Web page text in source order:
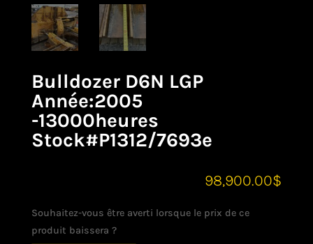
Bulldozer D6N LGP
Année:2005
-13000heures
Stock#P1312/7693e
98,900.00$
Souhaitez-vous être averti lorsque le prix de ce
produit baissera ?